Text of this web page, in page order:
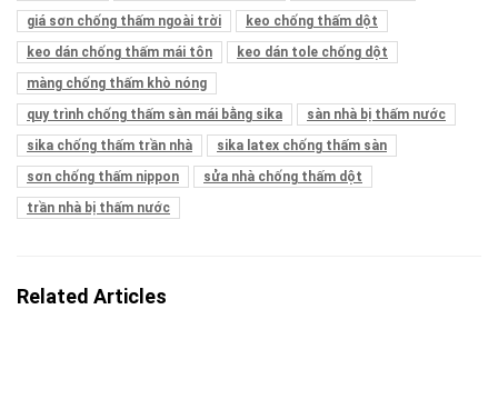
giá sơn chống thấm ngoài trời
keo chống thấm dột
keo dán chống thấm mái tôn
keo dán tole chống dột
màng chống thấm khò nóng
quy trình chống thấm sàn mái bằng sika
sàn nhà bị thấm nước
sika chống thấm trần nhà
sika latex chống thấm sàn
sơn chống thấm nippon
sửa nhà chống thấm dột
trần nhà bị thấm nước
Related Articles